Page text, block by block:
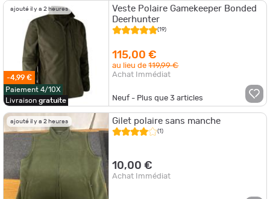
ajouté il y a 2 heures
-4,99 €
Paiement 4/10X
Livraison gratuite
Veste Polaire Gamekeeper Bonded
Deerhunter
(19)
115,00 €
au lieu de119,99 €
Achat Immédiat
Neuf - Plus que3 articles
ajouté il y a 2 heures Gilet polaire sans manche
(1)
10,00 €
Achat Immédiat